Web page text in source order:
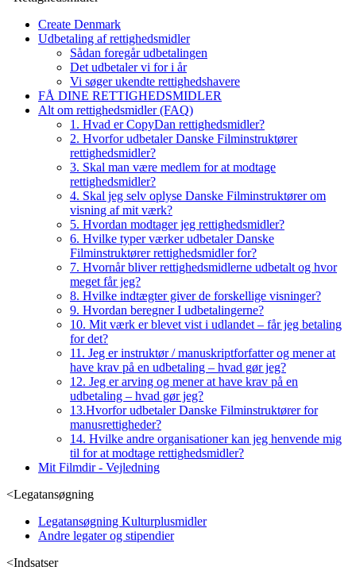
Create Denmark
Udbetaling af rettighedsmidler
Sådan foregår udbetalingen
Det udbetaler vi for i år
Vi søger ukendte rettighedshavere
FÅ DINE RETTIGHEDSMIDLER
Alt om rettighedsmidler (FAQ)
1. Hvad er CopyDan rettighedsmidler?
2. Hvorfor udbetaler Danske Filminstruktører
rettighedsmidler?
3. Skal man være medlem for at modtage
rettighedsmidler?
4. Skal jeg selv oplyse Danske Filminstruktører om
visning af mit værk?
5. Hvordan modtager jeg rettighedsmidler?
6. Hvilke typer værker udbetaler Danske
Filminstruktører rettighedsmidler for?
7. Hvornår bliver rettighedsmidlerne udbetalt og hvor
meget får jeg?
8. Hvilke indtægter giver de forskellige visninger?
9. Hvordan beregner I udbetalingerne?
10. Mit værk er blevet vist i udlandet – får jeg betaling
for det?
11. Jeg er instruktør / manuskriptforfatter og mener at
have krav på en udbetaling – hvad gør jeg?
12. Jeg er arving og mener at have krav på en
udbetaling – hvad gør jeg?
13.Hvorfor udbetaler Danske Filminstruktører for
manusrettigheder?
14. Hvilke andre organisationer kan jeg henvende mig
til for at modtage rettighedsmidler?
Mit Filmdir - Vejledning
<Legatansøgning
Legatansøgning Kulturplusmidler
Andre legater og stipendier
<Indsatser